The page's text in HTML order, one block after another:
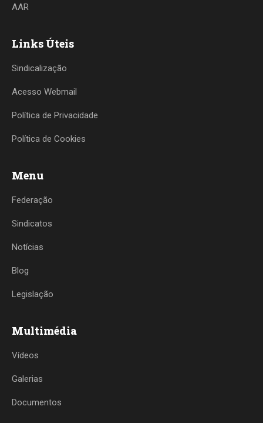
AAR
Links Úteis
Sindicalização
Acesso Webmail
Política de Privacidade
Política de Cookies
Menu
Federação
Sindicatos
Notícias
Blog
Legislação
Multimédia
Vídeos
Galerias
Documentos